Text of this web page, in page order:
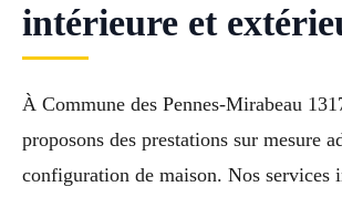
intérieure et
À Commune des Pennes-Mirabeau
proposons des prestations sur mesure
configuration de maison. Nos services